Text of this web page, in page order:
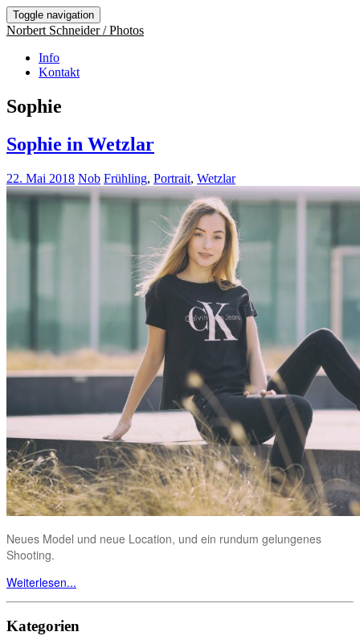
Toggle navigation
Norbert Schneider / Photos
Info
Kontakt
Sophie
Sophie in Wetzlar
22. Mai 2018 Nob Frühling, Portrait, Wetzlar
Neues Model und neue Location, und ein rundum gelungenes
Shooting.
Weiterlesen...
Kategorien